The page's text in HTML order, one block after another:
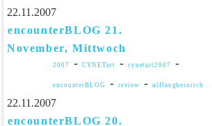
22.11.2007
encounterBLOG 21.
November, Mittwoch
2007 - CYNETart - cynetart2007 -
encounterBLOG - review - ulflangheinrich
22.11.2007
encounterBLOG 20.